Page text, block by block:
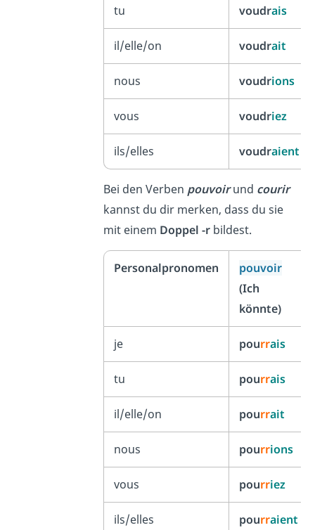
tu voudrais
il/elle/on voudrait
nous voudrions
vous voudriez
ils/elles voudraient
Bei den Verben pouvoirund courir
kannst du dir merken, dass du sie
mit einem Doppel -rbildest.
Personalpronomen
pouvoir
(Ich
könnte)
je pourrais
tu pourrais
il/elle/on pourrait
nous pourrions
vous pourriez
ils/elles pourraient